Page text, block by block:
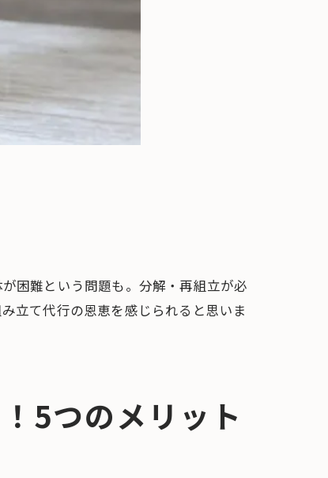
困難という問題も。分解・再組立が必
立て代行の恩恵を感じられると思いま
5つのメリット